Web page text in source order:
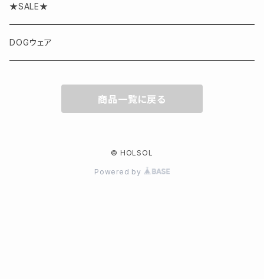
アクセサリー
★SALE★
DOGウェア
商品一覧に戻る
© HOLSOL
Powered by